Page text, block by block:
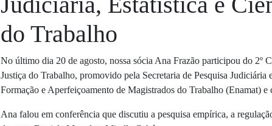
do Trabalho
No último dia 20 de agosto, nossa sócia Ana Frazão participou do 2º
Justiça do Trabalho, promovido pela Secretaria de Pesquisa
Formação e Aperfeiçoamento de Magistrados do Trabalho (Enamat)
Ana falou em conferência que discutiu a pesquisa empírica, a